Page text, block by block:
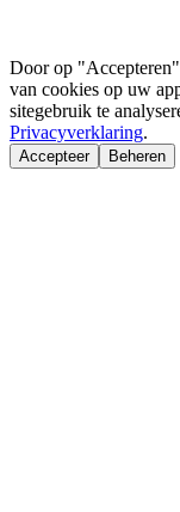
Door op
van cookies op uw
sitegebruik te
Privacyverklaring.
Accepteer Beheren